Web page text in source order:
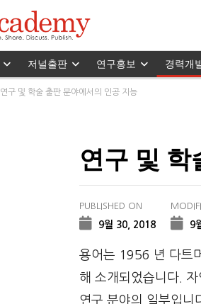
저널출판 연구홍보 경력개
연구 및 학술 출판 분야에서의 인공 지능
연구 및
PUBLISHED ON
9월 30, 2018 9
용어는 1956 년 다트
해 소개되었습니다.
연구 분야의 일부입니